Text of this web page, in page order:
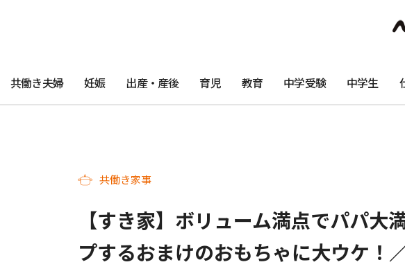
共働き夫婦 妊娠 出産・産後 育児 教育 中学受験 中学生
共働き家事
【すき家】ボリューム満点でパパ大
プするおまけのおもちゃに大ウケ！